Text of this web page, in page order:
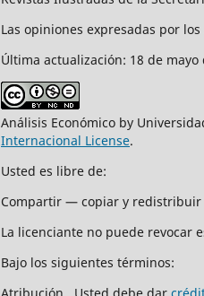
Las opiniones expresadas por
Última actualización: 18 de mayo
Análisis Económico by
Internacional License.
Usted es libre de:
Compartir — copiar y
La licenciante no puede revocar
Bajo los siguientes términos: